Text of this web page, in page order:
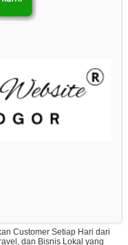
Customer Setiap Hari dari
dan Bisnis Lokal yang